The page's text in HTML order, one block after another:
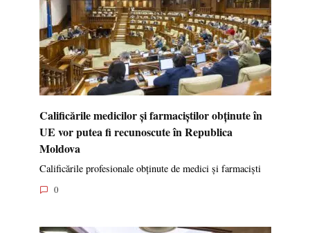
Calificările medicilor și farmaciștilor obținute în
UE vor putea fi recunoscute în Republica
Moldova
Calificările profesionale obținute de medici și farmaciști
0